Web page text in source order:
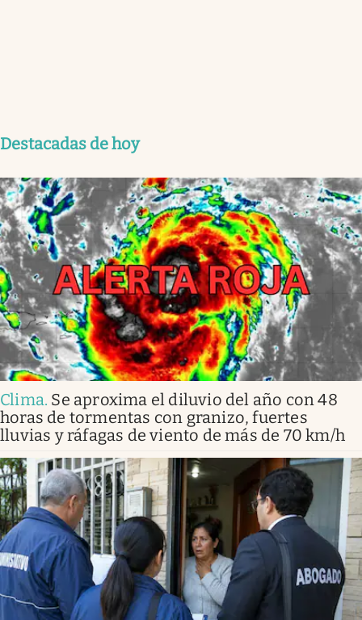
Destacadas de hoy
Clima. Se aproxima el diluvio del año con 48
horas de tormentas con granizo, fuertes
lluvias y ráfagas de viento de más de 70 km/h